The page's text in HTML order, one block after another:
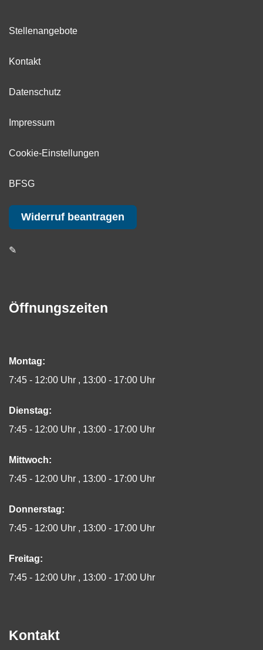
Stellenangebote
Kontakt
Datenschutz
Impressum
Cookie-Einstellungen
BFSG
Widerruf beantragen
✎
Öffnungszeiten
Montag:
7:45 - 12:00 Uhr
13:00 - 17:00 Uhr
Dienstag:
7:45 - 12:00 Uhr
13:00 - 17:00 Uhr
Mittwoch:
7:45 - 12:00 Uhr
13:00 - 17:00 Uhr
Donnerstag:
7:45 - 12:00 Uhr
13:00 - 17:00 Uhr
Freitag:
7:45 - 12:00 Uhr
13:00 - 17:00 Uhr
Kontakt